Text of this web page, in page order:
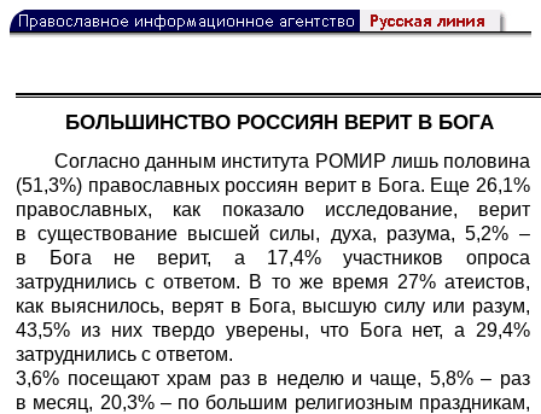
БОЛЬШИНСТВО РОССИЯН ВЕРИТ В БОГА
Согласно данным института РОМИР лишь половина
(51,3%) православных россиян верит в Бога. Еще 26,1%
православных, как показало исследование, верит
в существование высшей силы, духа, разума, 5,2% –
в Бога не верит, а 17,4% участников опроса
затруднились с ответом. В то же время 27% атеистов,
как выяснилось, верят в Бога, высшую силу или разум,
43,5% из них твердо уверены, что Бога нет, а 29,4%
затруднились с ответом.
3,6% посещают храм раз в неделю и чаще, 5,8% – раз
в месяц, 20,3% – по большим религиозным праздникам,